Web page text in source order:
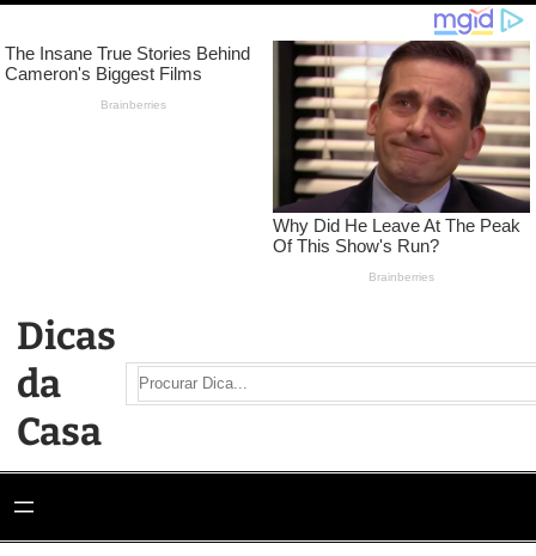
para
o
Dicas
da
Casa
Search